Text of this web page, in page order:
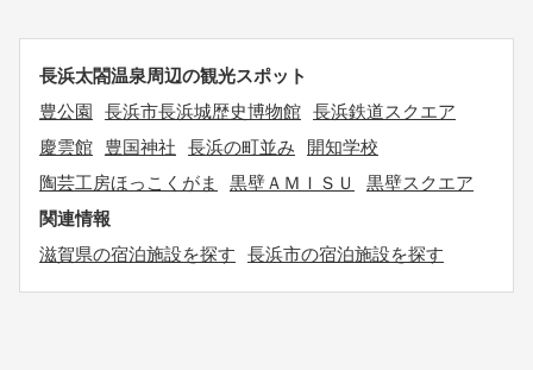
長浜太閤温泉周辺の観光スポット
豊公園
長浜市長浜城歴史博物館 長浜鉄道スクエア
慶雲館
豊国神社 長浜の町並み
開知学校
陶芸工房ほっこくがま
黒壁ＡＭＩＳＵ
黒壁スクエア
関連情報
滋賀県の宿泊施設を探す
長浜市の宿泊施設を探す